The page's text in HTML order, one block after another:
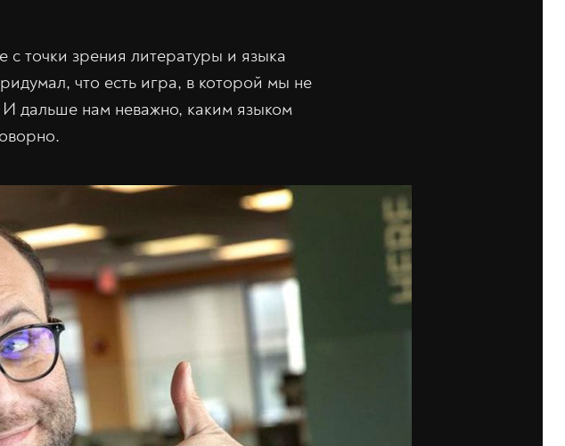
с точки зрения литературы и языка
что есть игра, в которой мы не
дальше нам неважно, каким языком